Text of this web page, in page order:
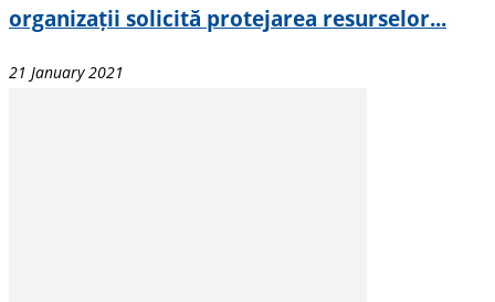
organizații solicită protejarea resurselor...
21 January 2021